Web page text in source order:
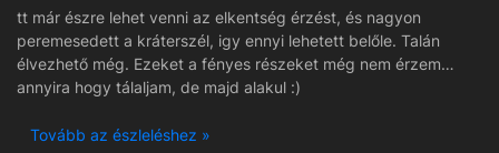
tt már észre lehet venni az elkentség érzést, és nagyon
peremesedett a kráterszél, igy ennyi lehetett belőle. Talán
élvezhető még. Ezeket a fényes részeket még nem érzem
annyira hogy tálaljam, de majd alakul :)
Tovább az észleléshez »